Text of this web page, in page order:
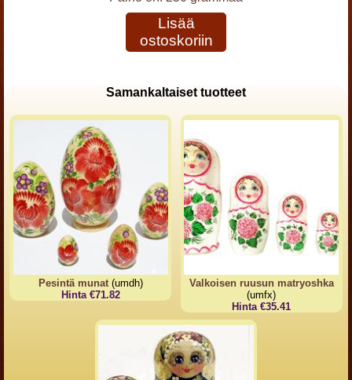
Lisää
ostoskoriin
Samankaltaiset tuotteet
Pesintä munat(umdh)
Hinta €71.82
Valkoisen ruusun matryoshka
(umfx)
Hinta €35.41